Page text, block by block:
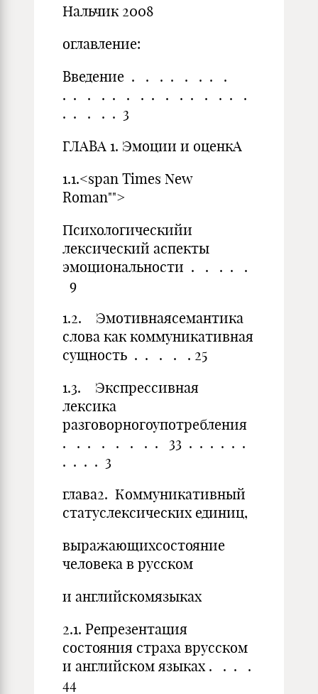
Нальчик 2008
оглавление:
Введение . . . . . . . .
. . . . . . . . . . . . . . .
. . . . . 3
ГЛАВА 1. Эмоции и оценкА
1.1.<span Times New
Roman"">
Психологическийи
лексический аспекты
эмоциональности . . . . .
9
1.2. Эмотивнаясемантика
слова как коммуникативная
сущность . . . . . 25
1.3. Экспрессивная
лексика
разговорногоупотребления
. . . . . . . . 33 . . . . . .
. . . . 3
глава2. Коммуникативный
статуслексических единиц,
выражающихсостояние
человека в русском
и английскомязыках
2.1. Репрезентация
состояния страха врусском
и английском языках . . . .
44